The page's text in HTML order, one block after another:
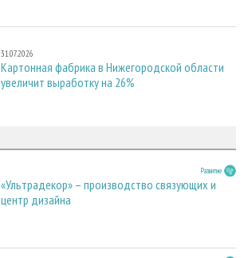
31.07.2026
Картонная фабрика в Нижегородской области
увеличит выработку на 26%
Развитие
«Ультрадекор» – производство связующих и
центр дизайна